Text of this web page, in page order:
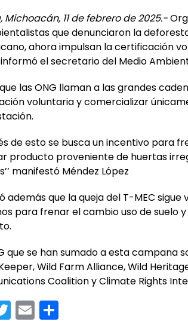
Michoacán, 11 de febrero de 2025.-
que denunciaron la
ahora impulsan la certificación
informó el secretario del Medio
las ONG llaman a las grandes
voluntaria y comercializar
de esto se busca un incentivo para
producto proveniente de huertas
manifestó Méndez López
además que la queja del T-MEC
para frenar el cambio uso de suelo
que se han sumado a esta campana
Wild Farm Alliance, Wild
Coalition y Climate Rights
T E